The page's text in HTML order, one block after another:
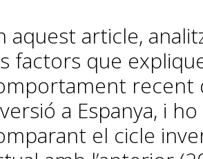
aquest article,
factors que
recent
a Espanya, i
el cicle